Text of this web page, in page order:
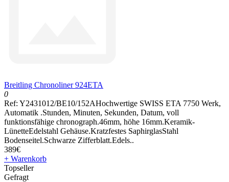
Breitling Chronoliner 924ETA
0
Ref: Y2431012/BE10/152AHochwertige SWISS ETA 7750 Werk,
Automatik .Stunden, Minuten, Sekunden, Datum, voll
funktionsfähige chronograph.46mm, höhe 16mm.Keramik-
LünetteEdelstahl Gehäuse.Kratzfestes SaphirglasStahl
Bodenseitel.Schwarze Zifferblatt.Edels..
389€
+ Warenkorb
Topseller
Gefragt